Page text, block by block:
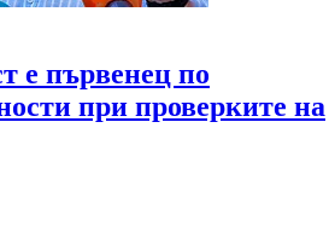
е първенец по
при проверките на